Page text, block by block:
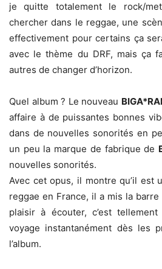
je quitte totalement le rock/
chercher dans le reggae, une
effectivement pour certains ça
avec le thème du DRF, mais ça
autres de changer d’horizon.
Quel album ? Le nouveau
affaire à de puissantes bonnes
dans de nouvelles sonorités en
un peu la marque de fabrique de
nouvelles sonorités.
Avec cet opus, il montre qu’il est
reggae en France, il a mis la
plaisir à écouter, c’est
voyage instantanément dès les
l’album.